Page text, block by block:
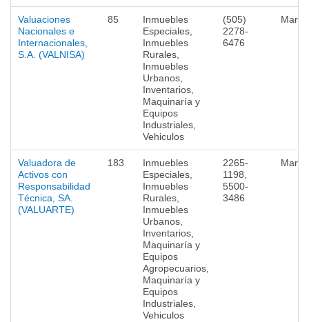
Valuaciones
Nacionales e
Internacionales,
S.A. (VALNISA)
85
Inmuebles
Especiales,
Inmuebles
Rurales,
Inmuebles
Urbanos,
Inventarios,
Maquinaría y
Equipos
Industriales,
Vehiculos
(505)
2278-
6476
Valuadora de
Activos con
Responsabilidad
Técnica, SA.
(VALUARTE)
183
Inmuebles
Especiales,
Inmuebles
Rurales,
Inmuebles
Urbanos,
Inventarios,
Maquinaría y
Equipos
Agropecuarios,
Maquinaría y
Equipos
Industriales,
Vehiculos
2265-
1198,
5500-
3486